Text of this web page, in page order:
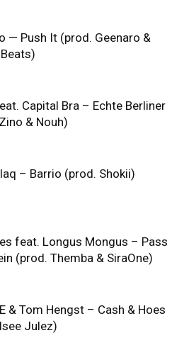
— Push It (prod. Geenaro &
Capital Bra – Echte Berliner
& Nouh)
– Barrio (prod. Shokii)
feat. Longus Mongus – Pass
(prod. Themba & SiraOne)
& Tom Hengst – Cash & Hoes
Julez)